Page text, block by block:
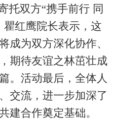
托双方“携手前行 同
红鹰院长表示，这
成为双方深化协作、
期待友谊之林茁壮成
。活动最后，全体人
交流，进一步加深了
建合作奠定基础。